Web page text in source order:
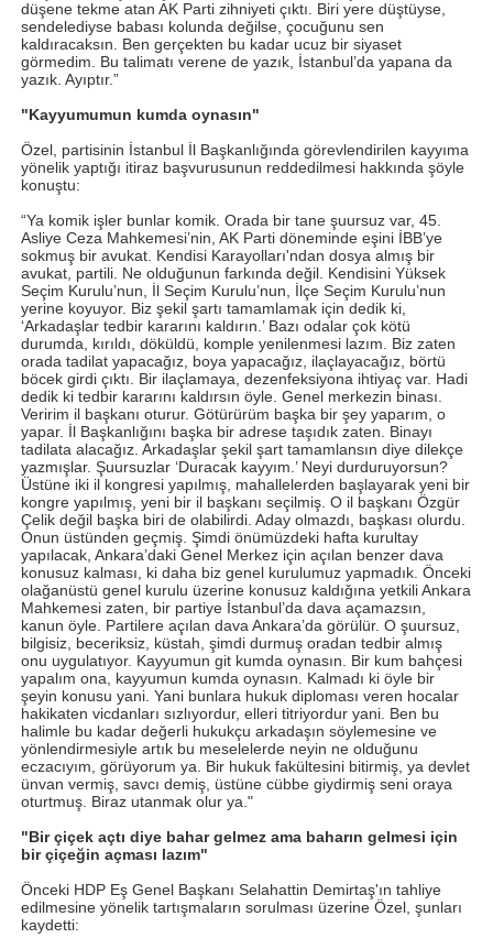
düşene tekme atan AK Parti zihniyeti çıktı. Biri yere düştüyse,
sendelediyse babası kolunda değilse, çocuğunu sen
kaldıracaksın. Ben gerçekten bu kadar ucuz bir siyaset
görmedim. Bu talimatı verene de yazık, İstanbul’da yapana da
yazık. Ayıptır.”
"Kayyumumun kumda oynasın"
Özel, partisinin İstanbul İl Başkanlığında görevlendirilen kayyıma
yönelik yaptığı itiraz başvurusunun reddedilmesi hakkında şöyle
konuştu:
“Ya komik işler bunlar komik. Orada bir tane şuursuz var, 45.
Asliye Ceza Mahkemesi’nin, AK Parti döneminde eşini İBB’ye
sokmuş bir avukat. Kendisi Karayolları'ndan dosya almış bir
avukat, partili. Ne olduğunun farkında değil. Kendisini Yüksek
Seçim Kurulu’nun, İl Seçim Kurulu’nun, İlçe Seçim Kurulu’nun
yerine koyuyor. Biz şekil şartı tamamlamak için dedik ki,
‘Arkadaşlar tedbir kararını kaldırın.’ Bazı odalar çok kötü
durumda, kırıldı, döküldü, komple yenilenmesi lazım. Biz zaten
orada tadilat yapacağız, boya yapacağız, ilaçlayacağız, börtü
böcek girdi çıktı. Bir ilaçlamaya, dezenfeksiyona ihtiyaç var. Hadi
dedik ki tedbir kararını kaldırsın öyle. Genel merkezin binası.
Veririm il başkanı oturur. Götürürüm başka bir şey yaparım, o
yapar. İl Başkanlığını başka bir adrese taşıdık zaten. Binayı
tadilata alacağız. Arkadaşlar şekil şart tamamlansın diye dilekçe
yazmışlar. Şuursuzlar ‘Duracak kayyım.’ Neyi durduruyorsun?
Üstüne iki il kongresi yapılmış, mahallelerden başlayarak yeni bir
kongre yapılmış, yeni bir il başkanı seçilmiş. O il başkanı Özgür
Çelik değil başka biri de olabilirdi. Aday olmazdı, başkası olurdu.
Onun üstünden geçmiş. Şimdi önümüzdeki hafta kurultay
yapılacak, Ankara’daki Genel Merkez için açılan benzer dava
konusuz kalması, ki daha biz genel kurulumuz yapmadık. Önceki
olağanüstü genel kurulu üzerine konusuz kaldığına yetkili Ankara
Mahkemesi zaten, bir partiye İstanbul’da dava açamazsın,
kanun öyle. Partilere açılan dava Ankara’da görülür. O şuursuz,
bilgisiz, beceriksiz, küstah, şimdi durmuş oradan tedbir almış
onu uygulatıyor. Kayyumun git kumda oynasın. Bir kum bahçesi
yapalım ona, kayyumun kumda oynasın. Kalmadı ki öyle bir
şeyin konusu yani. Yani bunlara hukuk diploması veren hocalar
hakikaten vicdanları sızlıyordur, elleri titriyordur yani. Ben bu
halimle bu kadar değerli hukukçu arkadaşın söylemesine ve
yönlendirmesiyle artık bu meselelerde neyin ne olduğunu
eczacıyım, görüyorum ya. Bir hukuk fakültesini bitirmiş, ya devlet
ünvan vermiş, savcı demiş, üstüne cübbe giydirmiş seni oraya
oturtmuş. Biraz utanmak olur ya."
"Bir çiçek açtı diye bahar gelmez ama baharın gelmesi için
bir çiçeğin açması lazım"
Önceki HDP Eş Genel Başkanı Selahattin Demirtaş'ın tahliye
edilmesine yönelik tartışmaların sorulması üzerine Özel, şunları
kaydetti: